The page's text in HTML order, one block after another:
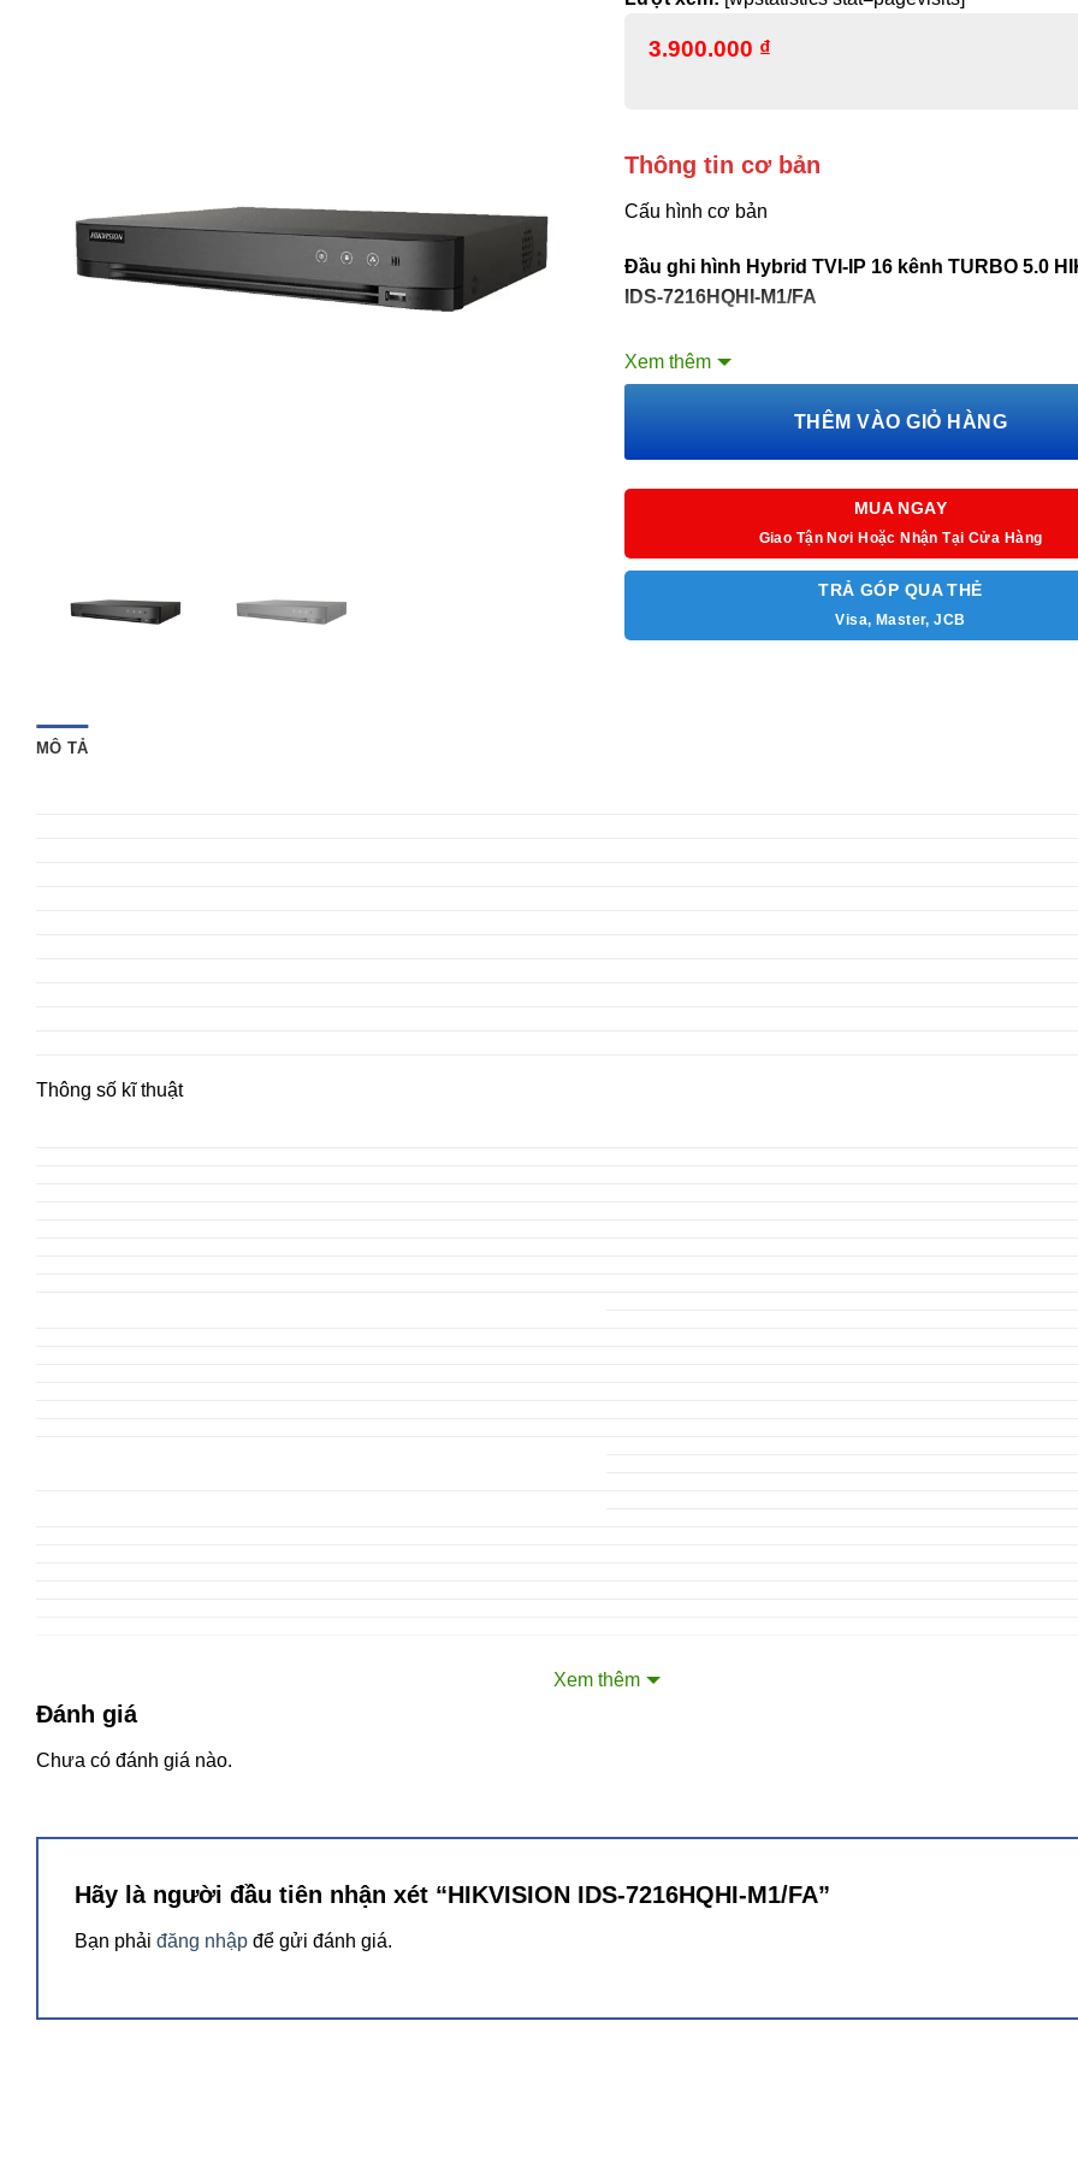
3.900.000 ₫
Thông tin cơ bản
Cấu hình cơ bản
Đầu ghi hình Hybrid TVI-IP 16 kênh TURBO 5.0
IDS-7216HQHI-M1/FA
– Đầu ghi hình 16 kênh Turbo Acusense.
– Hỗ trợ 16 ngõ vào video.
– Chuẩn nén hình ảnh: H.265 Pro+/H.265
Pro/H.265/H.264+/H.264.
– Hỗ trợ gán thêm 8 camera IP4.0 megapixel (khi
kênh analog). Gán tối đa lên đến 24 camera IP 4.0
Xem thêm
THÊM VÀO GIỎ HÀNG
MUA NGAY
Giao Tận Nơi Hoặc Nhận Tại Cửa Hàng
TRẢ GÓP QUA THẺ
Visa, Master, JCB
MÔ TẢ
Thông số kĩ thuật
Xem thêm
Đánh giá
Chưa có đánh giá nào.
Hãy là người đầu tiên nhận xét “HIKVISION IDS-7216HQHI-M1/FA”
Bạn phải đăng nhập để gửi đánh giá.